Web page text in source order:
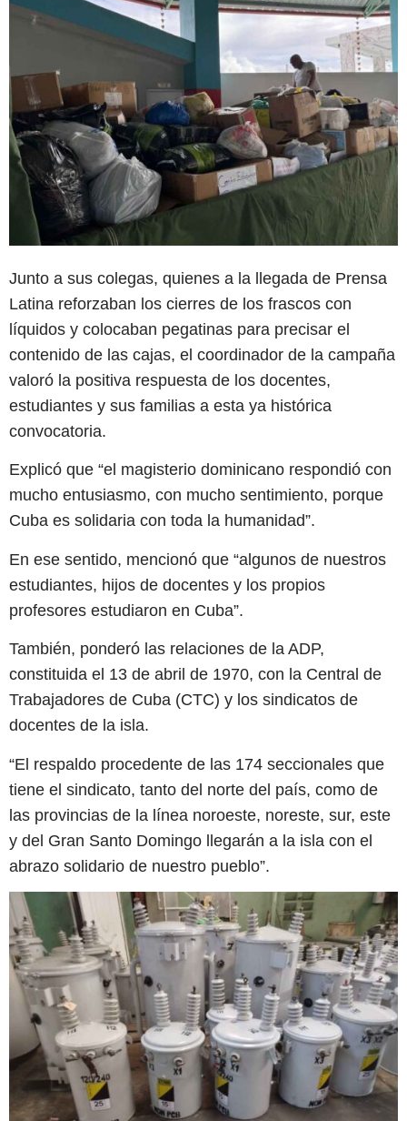
Junto a sus colegas, quienes a la llegada de Prensa
Latina reforzaban los cierres de los frascos con
líquidos y colocaban pegatinas para precisar el
contenido de las cajas, el coordinador de la campaña
valoró la positiva respuesta de los docentes,
estudiantes y sus familias a esta ya histórica
convocatoria.
Explicó que “el magisterio dominicano respondió con
mucho entusiasmo, con mucho sentimiento, porque
Cuba es solidaria con toda la humanidad”.
En ese sentido, mencionó que “algunos de nuestros
estudiantes, hijos de docentes y los propios
profesores estudiaron en Cuba”.
También, ponderó las relaciones de la ADP,
constituida el 13 de abril de 1970, con la Central de
Trabajadores de Cuba (CTC) y los sindicatos de
docentes de la isla.
“El respaldo procedente de las 174 seccionales que
tiene el sindicato, tanto del norte del país, como de
las provincias de la línea noroeste, noreste, sur, este
y del Gran Santo Domingo llegarán a la isla con el
abrazo solidario de nuestro pueblo”.